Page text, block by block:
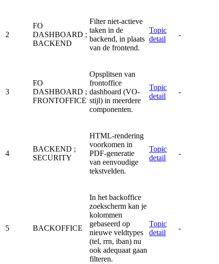
2
FO
DASHBOARD ;
BACKEND
Filter niet-actieve
taken in de
backend, in plaats
van de frontend.
Topic
detail
-
3
FO
DASHBOARD ;
FRONTOFFICE
Opsplitsen van
frontoffice
dashboard (VO-
stijl) in meerdere
componenten.
Topic
detail
-
4
BACKEND ;
SECURITY
HTML-rendering
voorkomen in
PDF-generatie
van eenvoudige
tekstvelden.
Topic
detail
-
5 BACKOFFICE
In het backoffice
zoekscherm kan je
kolommen
gebaseerd op
nieuwe veldtypes
(tel, rrn, iban) nu
ook adequaat gaan
filteren.
Topic
detail
-